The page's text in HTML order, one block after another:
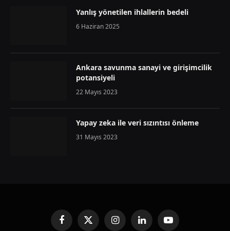
Yanlış yönetilen ihlallerin bedeli
6 Haziran 2025
Ankara savunma sanayi ve girişimcilik
potansiyeli
22 Mayıs 2023
Yapay zeka ile veri sızıntısı önleme
31 Mayıs 2023
FacebookX
InstagramLinkedInYouTube